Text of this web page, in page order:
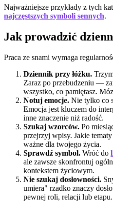
Najważniejsze przykłady z tych
najczęstszych symboli sennych.
Jak prowadzić
Praca ze snami wymaga
Dziennik przy łóżku.
Zaraz po przebudzeniu —
wszystko, co pamiętasz.
Notuj emocje. Nie tylko co
Emocja jest kluczem do
inne znaczenie niż radość.
Szukaj wzorców. Po
przejrzyj wpisy. Jakie
ważne dla twojego życia.
Sprawdź symbol. Wróć do
ale zawsze skonfrontuj
kontekstem życiowym.
Nie szukaj dosłowności.
umiera" rzadko znaczy
pewnej roli, relacji lub etapu.